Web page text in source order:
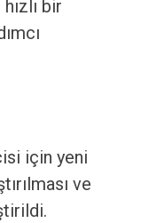
bir
için yeni
ve